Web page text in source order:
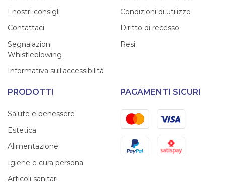
I nostri consigli
Contattaci
Segnalazioni
Whistleblowing
Informativa sull'accessibilità
Condizioni di utilizzo
Diritto di recesso
Resi
PRODOTTI
Salute e benessere
Estetica
Alimentazione
Igiene e cura persona
Articoli sanitari
PAGAMENTI SICURI
MastercardVisa
PayPal Satispay